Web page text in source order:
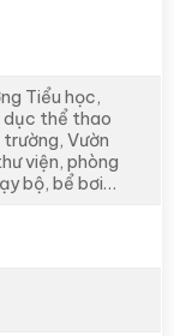
Tiểu học,
dục thể thao
Vườn
viện, phòng
bộ, bể bơi…